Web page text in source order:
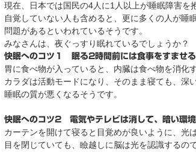
現在、日本では国民の4人に1人以上が睡眠障害を
自覚していない人も含めると、更に多くの人が睡
問題があるといわれているそうです。
みなさんは、夜ぐっすり眠れているでしょうか？
快眠へのコツ１ 眠る2時間前には食事をすませる
胃に食べ物が入っていると、内臓は食べ物を消化
カラダは活動モードになり、そのまま寝ても、深
睡眠の質が悪くなるそうです。
快眠へのコツ2 電気やテレビは消して、暗い環
カーテンを開けて寝ると目覚めが良いように、光
目を閉じていても、瞼越しに脳は光を認識するの